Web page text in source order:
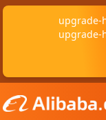
upgrade-
upgrade-